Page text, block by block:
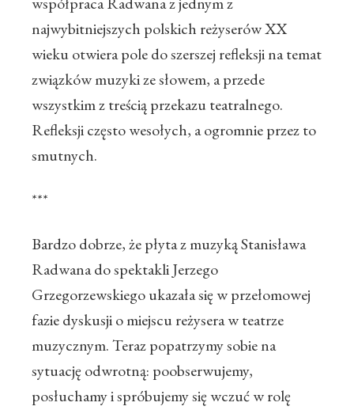
najwybitniejszych polskich reżyserów XX
wieku otwiera pole do szerszej refleksji na temat
związków muzyki ze słowem, a przede
wszystkim z treścią przekazu teatralnego.
Refleksji często wesołych, a ogromnie przez to
smutnych.
***
Bardzo dobrze, że płyta z muzyką Stanisława
Radwana do spektakli Jerzego
Grzegorzewskiego ukazała się w przełomowej
fazie dyskusji o miejscu reżysera w teatrze
muzycznym. Teraz popatrzymy sobie na
sytuację odwrotną: poobserwujemy,
posłuchamy i spróbujemy się wczuć w rolę